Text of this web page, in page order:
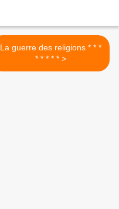
La guerre des religions * * *
* * * * * >